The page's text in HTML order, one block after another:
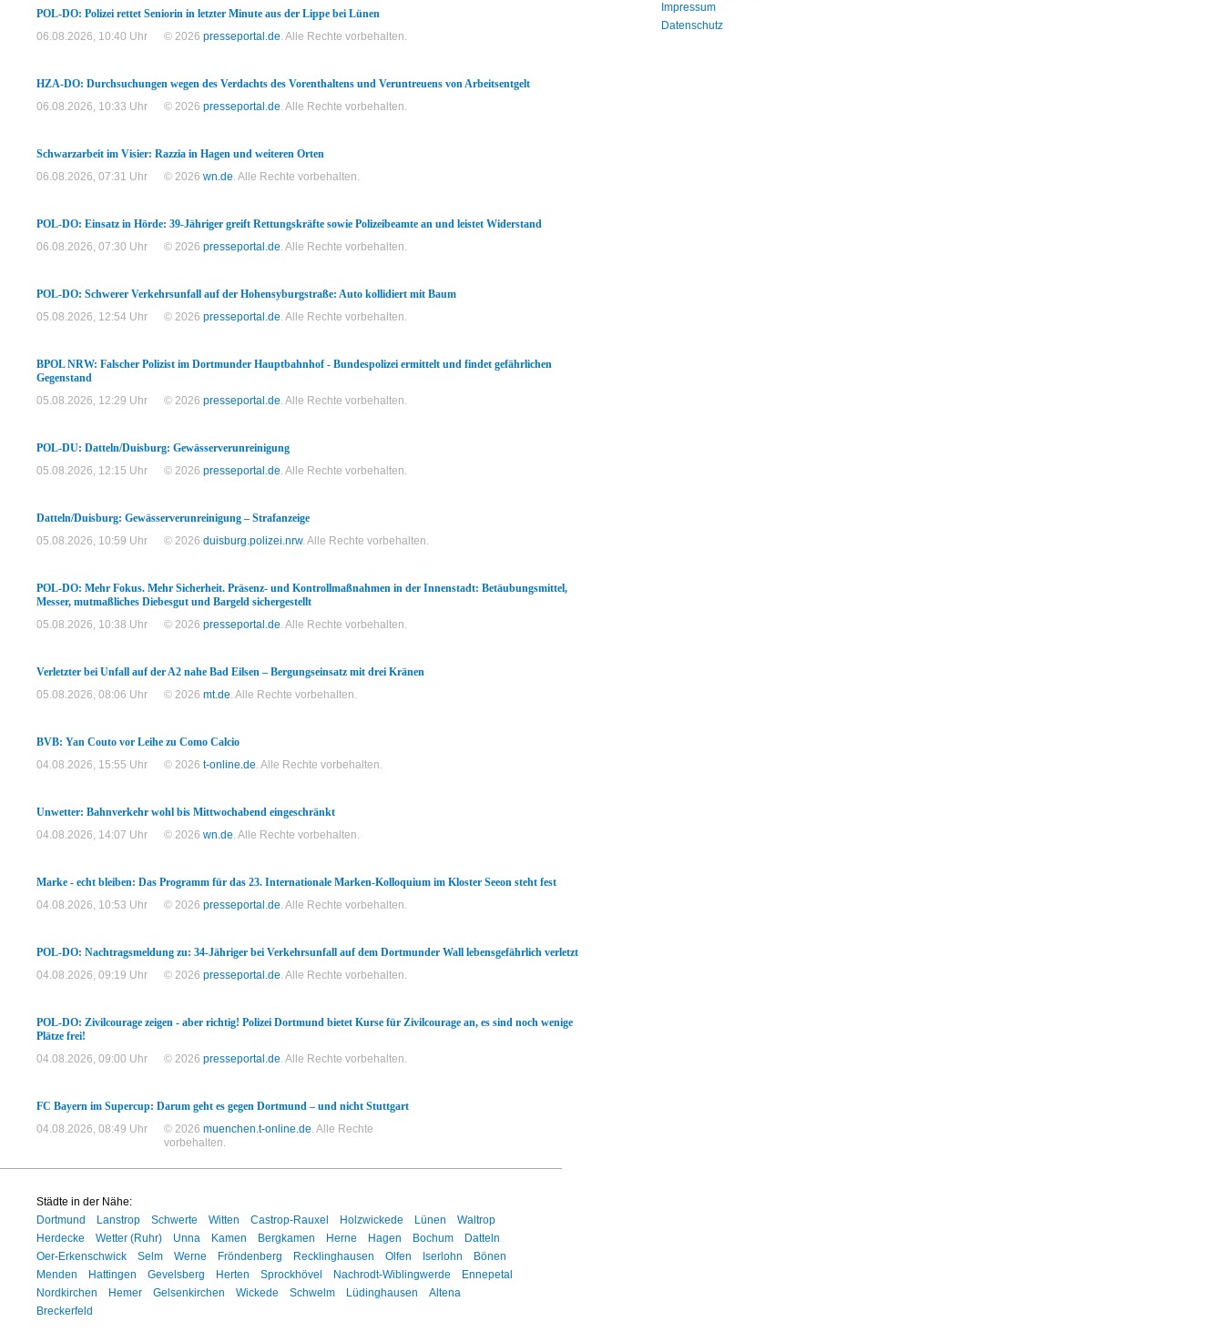
POL-DO: Polizei rettet Seniorin in letzter Minute aus der Lippe bei Lünen
06.08.2026, 10:40 Uhr
© 2026 presseportal.de. Alle Rechte vorbehalten.
HZA-DO: Durchsuchungen wegen des Verdachts des Vorenthaltens und Veruntreuens von Arbeitsentgelt
06.08.2026, 10:33 Uhr
© 2026 presseportal.de. Alle Rechte vorbehalten.
Schwarzarbeit im Visier: Razzia in Hagen und weiteren Orten
06.08.2026, 07:31 Uhr
© 2026 wn.de. Alle Rechte vorbehalten.
POL-DO: Einsatz in Hörde: 39-Jähriger greift Rettungskräfte sowie Polizeibeamte an und leistet Widerstand
06.08.2026, 07:30 Uhr
© 2026 presseportal.de. Alle Rechte vorbehalten.
POL-DO: Schwerer Verkehrsunfall auf der Hohensyburgstraße: Auto kollidiert mit Baum
05.08.2026, 12:54 Uhr
© 2026 presseportal.de. Alle Rechte vorbehalten.
BPOL NRW: Falscher Polizist im Dortmunder Hauptbahnhof - Bundespolizei ermittelt und findet gefährlichen
Gegenstand
05.08.2026, 12:29 Uhr
© 2026 presseportal.de. Alle Rechte vorbehalten.
POL-DU: Datteln/Duisburg: Gewässerverunreinigung
05.08.2026, 12:15 Uhr
© 2026 presseportal.de. Alle Rechte vorbehalten.
Datteln/Duisburg: Gewässerverunreinigung – Strafanzeige
05.08.2026, 10:59 Uhr
© 2026 duisburg.polizei.nrw. Alle Rechte vorbehalten.
POL-DO: Mehr Fokus. Mehr Sicherheit. Präsenz- und Kontrollmaßnahmen in der Innenstadt: Betäubungsmittel,
Messer, mutmaßliches Diebesgut und Bargeld sichergestellt
05.08.2026, 10:38 Uhr
© 2026 presseportal.de. Alle Rechte vorbehalten.
Verletzter bei Unfall auf der A2 nahe Bad Eilsen – Bergungseinsatz mit drei Kränen
05.08.2026, 08:06 Uhr
© 2026 mt.de. Alle Rechte vorbehalten.
BVB: Yan Couto vor Leihe zu Como Calcio
04.08.2026, 15:55 Uhr
© 2026 t-online.de. Alle Rechte vorbehalten.
Unwetter: Bahnverkehr wohl bis Mittwochabend eingeschränkt
04.08.2026, 14:07 Uhr
© 2026 wn.de. Alle Rechte vorbehalten.
Marke - echt bleiben: Das Programm für das 23. Internationale Marken-Kolloquium im Kloster Seeon steht fest
04.08.2026, 10:53 Uhr
© 2026 presseportal.de. Alle Rechte vorbehalten.
POL-DO: Nachtragsmeldung zu: 34-Jähriger bei Verkehrsunfall auf dem Dortmunder Wall lebensgefährlich verletzt
04.08.2026, 09:19 Uhr
© 2026 presseportal.de. Alle Rechte vorbehalten.
POL-DO: Zivilcourage zeigen - aber richtig! Polizei Dortmund bietet Kurse für Zivilcourage an, es sind noch wenige
Plätze frei!
04.08.2026, 09:00 Uhr
© 2026 presseportal.de. Alle Rechte vorbehalten.
FC Bayern im Supercup: Darum geht es gegen Dortmund – und nicht Stuttgart
04.08.2026, 08:49 Uhr
© 2026 muenchen.t-online.de. Alle Rechte
vorbehalten.
Städte in der Nähe:
Dortmund
Lanstrop Schwerte Witten Castrop-Rauxel Holzwickede Lünen
Waltrop
Herdecke
Wetter (Ruhr) Unna Kamen Bergkamen Herne Hagen Bochum
Datteln
Oer-Erkenschwick
Selm Werne Fröndenberg Recklinghausen Olfen Iserlohn
Bönen
Menden
Hattingen Gevelsberg Herten Sprockhövel Nachrodt-Wiblingwerde
Ennepetal
Nordkirchen
Hemer Gelsenkirchen Wickede Schwelm Lüdinghausen
Altena
Breckerfeld
Impressum
Datenschutz